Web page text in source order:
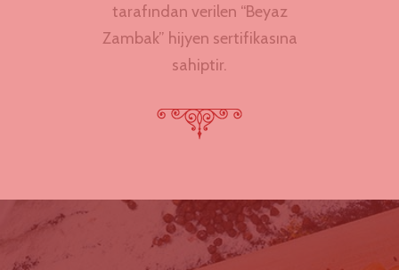
tarafından verilen “Beyaz
Zambak” hijyen sertifikasına
sahiptir.